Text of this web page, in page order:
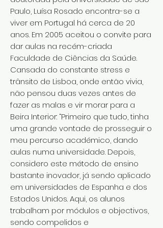
Paulo, Luísa Rosado encontra-se a
viver em Portugal há cerca de 20
anos. Em 2005 aceitou o convite para
dar aulas na recém-criada
Faculdade de Ciências da Saúde.
Cansada do constante stress e
trânsito de Lisboa, onde então vivia,
não pensou duas vezes antes de
fazer as malas e vir morar para a
Beira Interior: “Primeiro que tudo, tinha
uma grande vontade de prosseguir o
meu percurso académico, dando
aulas numa universidade. Depois,
considero este método de ensino
bastante inovador, já sendo aplicado
em universidades de Espanha e dos
Estados Unidos. Aqui, os alunos
trabalham por módulos e objectivos,
sendo compelidos e